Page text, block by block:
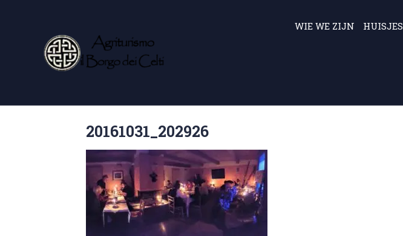
WIE WE ZIJN HUISJES
20161031_202926